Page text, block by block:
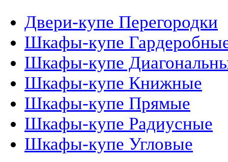
Двери-купе Перегородки
Шкафы-купе
Шкафы-купе
Шкафы-купе Книжные
Шкафы-купе Прямые
Шкафы-купе Радиусные
Шкафы-купе Угловые